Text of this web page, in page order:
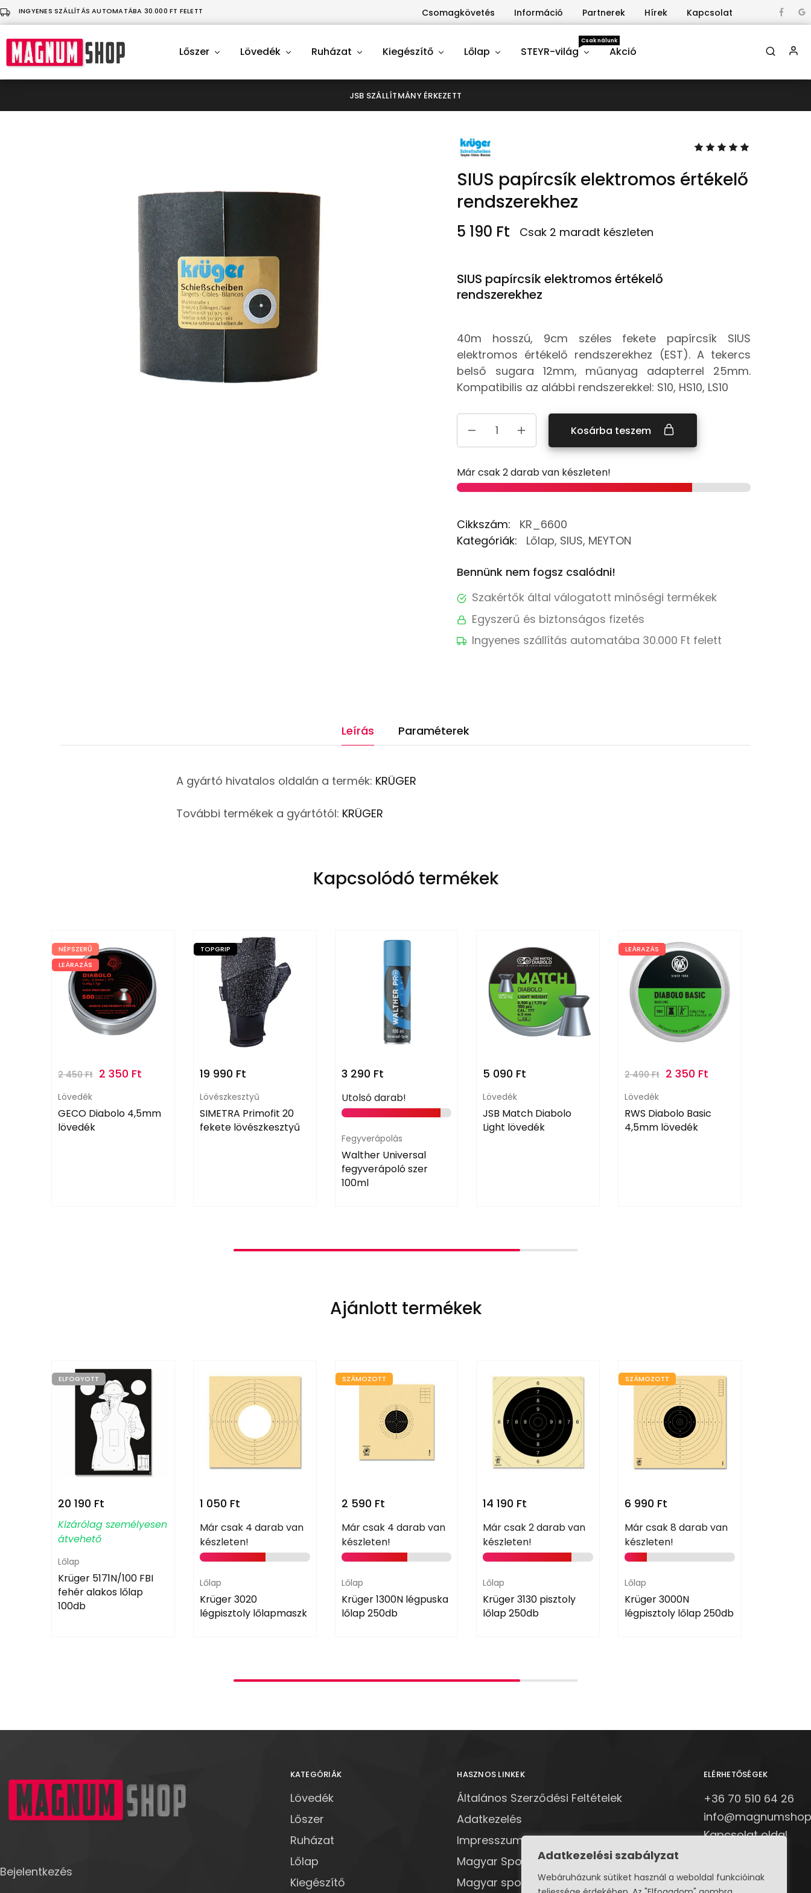
Adatkezelési szabályzat
Webáruházunk sütiket használ a weboldal funkcióinak
INGYENES SZÁLLÍTÁS AUTOMATÁBA 30.000 FT FELETT Csomagkövetés Információ Partnerek Hírek Kapcsolat
MagnumShop
Üdvözlünk
a
sportlövő
webáruházunkban!
Lőszer Lövedék Ruházat Kiegészítő Lőlap STEYR-világ
Csak nálunk
Akció
JSB SZÁLLÍTMÁNY ÉRKEZETT
SIUS papírcsík elektromos értékelő
rendszerekhez
5 190 Ft Csak 2 maradt készleten
SIUS papírcsík elektromos értékelő
rendszerekhez
40m hosszú, 9cm széles fekete papírcsík SIUS
elektromos értékelő rendszerekhez (EST). A tekercs
belső sugara 12mm, műanyag adapterrel 25mm.
Kompatibilis az alábbi rendszerekkel: S10, HS10, LS10
Kosárba teszem
Már csak 2 darab van készleten!
Cikkszám:
KR_6600
Kategóriák:
Lőlap, SIUS, MEYTON
Bennünk nem fogsz csalódni!
Szakértők által válogatott minőségi termékek
Egyszerű és biztonságos fizetés
Ingyenes szállítás automatába 30.000 Ft felett
Leírás Paraméterek
A gyártó hivatalos oldalán a termék: KRÜGER
További termékek a gyártótól: KRÜGER
Kapcsolódó termékek
NÉPSZERŰ
LEÁRAZÁS
2 450Ft 2 350 Ft
Lövedék
GECO Diabolo 4,5mm
lövedék
TOPGRIP
19 990 Ft
Lövészkesztyű
SIMETRA Primofit 20
fekete lövészkesztyű
3 290 Ft
Utolsó darab!
Fegyverápolás
Walther Universal
fegyverápoló szer
100ml
5 090 Ft
Lövedék
JSB Match Diabolo
Light lövedék
LEÁRAZÁS
2 490Ft 2 350 Ft
Lövedék
RWS Diabolo Basic
4,5mm lövedék
Ajánlott termékek
ELFOGYOTT
20 190 Ft
Kizárólag személyesen
átvehető
Lőlap
Krüger 5171N/100 FBI
fehér alakos lőlap
100db
1 050 Ft
Már csak 4 darab van
készleten!
Lőlap
Krüger 3020
légpisztoly lőlapmaszk
SZÁMOZOTT
2 590 Ft
Már csak 4 darab van
készleten!
Lőlap
Krüger 1300N légpuska
lőlap 250db
14 190 Ft
Már csak 2 darab van
készleten!
Lőlap
Krüger 3130 pisztoly
lőlap 250db
SZÁMOZOTT
6 990 Ft
Már csak 8 darab van
készleten!
Lőlap
Krüger 3000N
légpisztoly lőlap 250db
Bejelentkezés
KATEGÓRIÁK
Lövedék
Lőszer
Ruházat
Lőlap
Kiegészítő
HASZNOS LINKEK
Általános Szerződési Feltételek
Adatkezelés
Impresszum
Magyar Sportlövők Szövetsége
Magyar sportlövő egyesületek
ELÉRHETŐSÉGEK
+36 70 510 64 26
Kapcsolat oldal